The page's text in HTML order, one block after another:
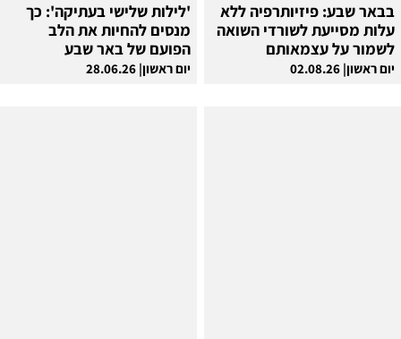
בבאר שבע: פיזיותרפיה ללא
עלות מסייעת לשורדי השואה
לשמור על עצמאותם
יום ראשון| 02.08.26
'לילות שלישי בעתיקה': כך
מנסים להחיות את הלב
הפועם של באר שבע
יום ראשון| 28.06.26